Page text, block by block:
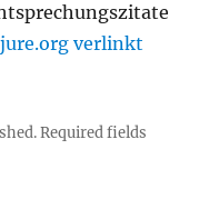
verlinkt
Required fields